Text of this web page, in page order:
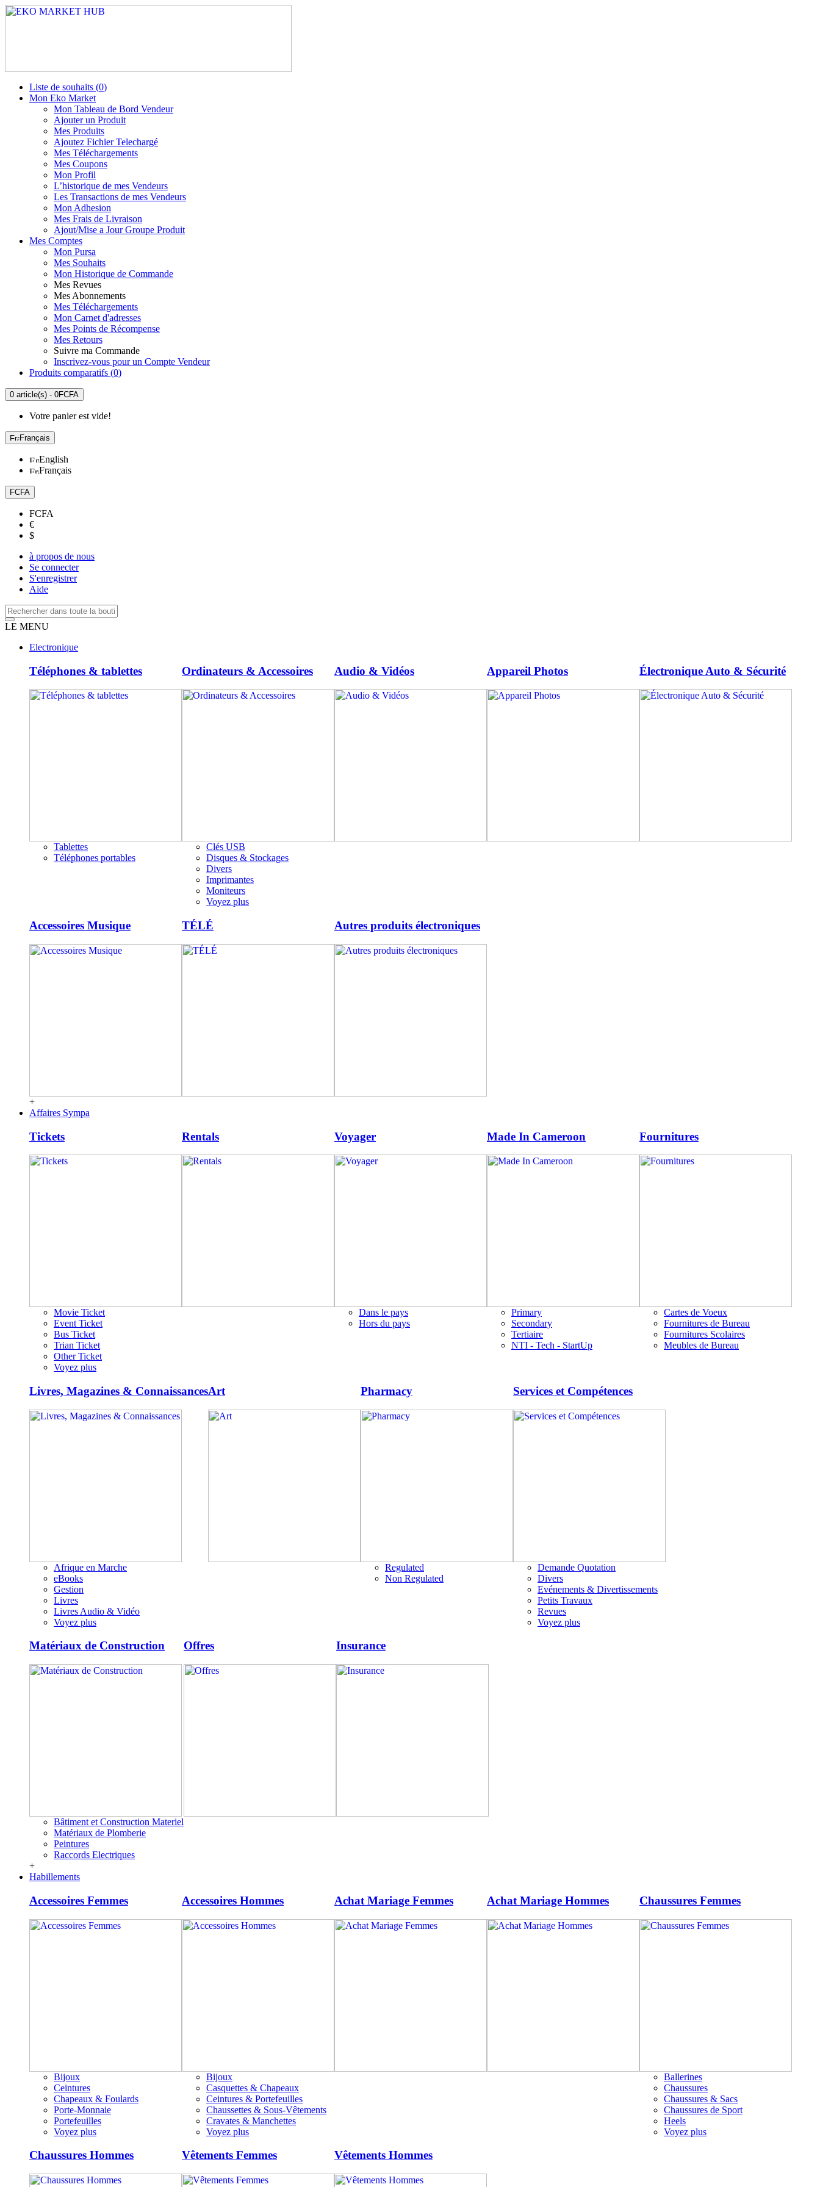
Liste de souhaits (0)
Mon Eko Market
Mon Tableau de Bord Vendeur
Ajouter un Produit
Mes Produits
Ajoutez Fichier Telechargé
Mes Téléchargements
Mes Coupons
Mon Profil
L’historique de mes Vendeurs
Les Transactions de mes Vendeurs
Mon Adhesion
Mes Frais de Livraison
Ajout/Mise a Jour Groupe Produit
Mes Comptes
Mon Pursa
Mes Souhaits
Mon Historique de Commande
Mes Revues
Mes Abonnements
Mes Téléchargements
Mon Carnet d'adresses
Mes Points de Récompense
Mes Retours
Suivre ma Commande
Inscrivez-vous pour un Compte Vendeur
Produits comparatifs (0)
0 article(s) - 0FCFA
Votre panier est vide!
Français
English
Français
FCFA
FCFA
€
$
à propos de nous
Se connecter
S'enregistrer
Aide
LE MENU
Electronique
Téléphones & tablettes
Tablettes
Téléphones portables
Ordinateurs & Accessoires
Clés USB
Disques & Stockages
Divers
Imprimantes
Moniteurs
Voyez plus
Audio & Vidéos Appareil Photos Électronique Auto & Sécurité
Accessoires Musique TÉLÉ Autres produits électroniques
+
Affaires Sympa
Tickets
Movie Ticket
Event Ticket
Bus Ticket
Trian Ticket
Other Ticket
Voyez plus
Rentals Voyager
Dans le pays
Hors du pays
Made In Cameroon
Primary
Secondary
Tertiaire
NTI - Tech - StartUp
Fournitures
Cartes de Voeux
Fournitures de Bureau
Fournitures Scolaires
Meubles de Bureau
Livres, Magazines & Connaissances
Afrique en Marche
eBooks
Gestion
Livres
Livres Audio & Vidéo
Voyez plus
Art Pharmacy
Regulated
Non Regulated
Services et Compétences
Demande Quotation
Divers
Evénements & Divertissements
Petits Travaux
Revues
Voyez plus
Matériaux de Construction
Bâtiment et Construction Materiel
Matériaux de Plomberie
Peintures
Raccords Electriques
Offres Insurance
+
Habillements
Accessoires Femmes
Bijoux
Ceintures
Chapeaux & Foulards
Porte-Monnaie
Portefeuilles
Voyez plus
Accessoires Hommes
Bijoux
Casquettes & Chapeaux
Ceintures & Portefeuilles
Chaussettes & Sous-Vêtements
Cravates & Manchettes
Voyez plus
Achat Mariage Femmes Achat Mariage Hommes Chaussures Femmes
Ballerines
Chaussures
Chaussures & Sacs
Chaussures de Sport
Heels
Voyez plus
Chaussures Hommes Vêtements Femmes Vêtements Hommes